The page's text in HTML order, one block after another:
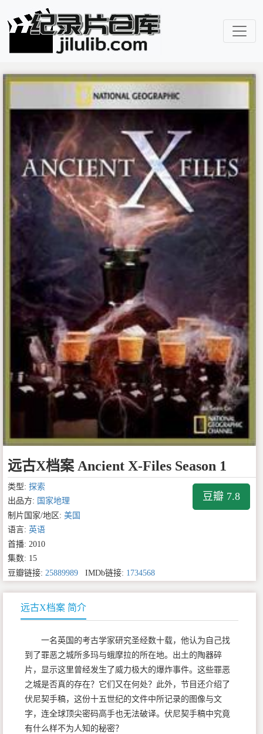
远古X档案 Ancient X-Files Season 1
豆瓣 7.8
类型: 探索
出品方: 国家地理
制片国家/地区: 美国
语言: 英语
首播: 2010
集数: 15
豆瓣链接: 25889989 IMDb链接: 1734568
远古X档案 简介
一名英国的考古学家研究圣经数十载，他认为自己找
到了罪恶之城所多玛与蛾摩拉的所在地。出土的陶器碎
片，显示这里曾经发生了威力极大的爆炸事件。这些罪恶
之城是否真的存在？它们又在何处？此外，节目还介绍了
伏尼契手稿，这份十五世纪的文件中所记录的图像与文
字，连全球顶尖密码高手也无法破译。伏尼契手稿中究竟
有什么样不为人知的秘密？